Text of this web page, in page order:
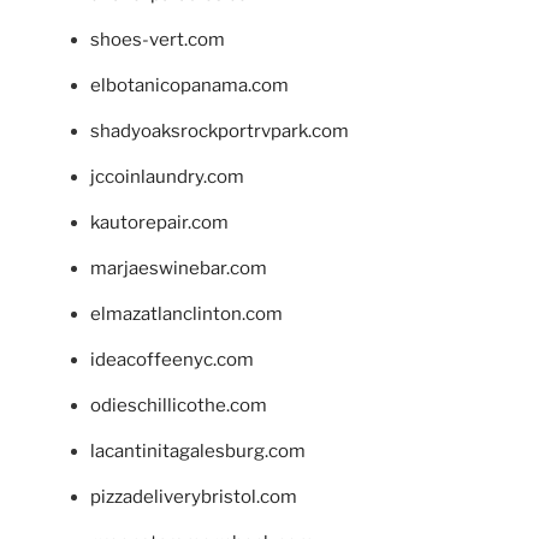
shoes-vert.com
elbotanicopanama.com
shadyoaksrockportrvpark.com
jccoinlaundry.com
kautorepair.com
marjaeswinebar.com
elmazatlanclinton.com
ideacoffeenyc.com
odieschillicothe.com
lacantinitagalesburg.com
pizzadeliverybristol.com